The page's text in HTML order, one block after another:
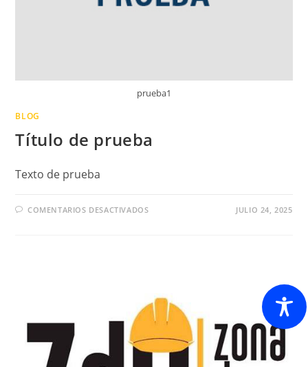
prueba1
BLOG
Título de prueba
Texto de prueba
COMENTARIOS DESACTIVADOS JULIO 24, 2025